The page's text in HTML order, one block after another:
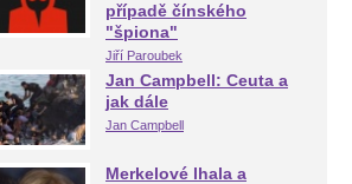
případě čínského
"špiona"
Jiří Paroubek
Jan Campbell: Ceuta a
jak dále
Jan Campbell
Merkelové lhala a